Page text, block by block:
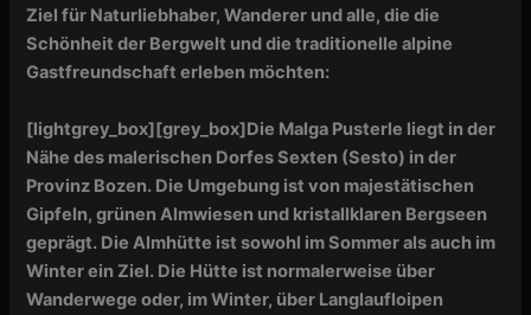
Ziel für Naturliebhaber, Wanderer und alle, die die
Schönheit der Bergwelt und die traditionelle alpine
Gastfreundschaft erleben möchten:
[lightgrey_box][grey_box]Die Malga Pusterle liegt in der
Nähe des malerischen Dorfes Sexten (Sesto) in der
Provinz Bozen. Die Umgebung ist von majestätischen
Gipfeln, grünen Almwiesen und kristallklaren Bergseen
geprägt. Die Almhütte ist sowohl im Sommer als auch im
Winter ein Ziel. Die Hütte ist normalerweise über
Wanderwege oder, im Winter, über Langlaufloipen